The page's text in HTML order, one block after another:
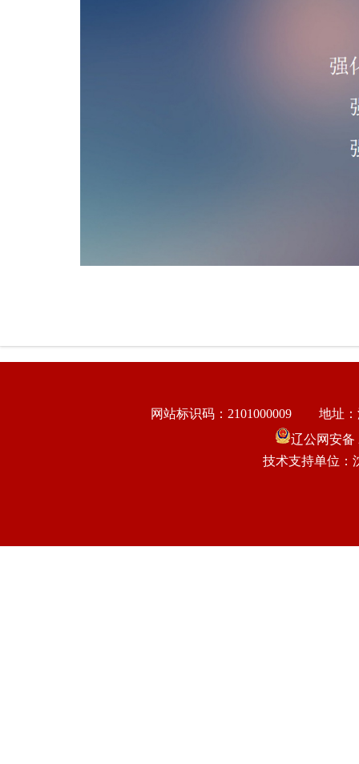
网站标识码：2101000009
地址
辽公网安备
技术支持单位：